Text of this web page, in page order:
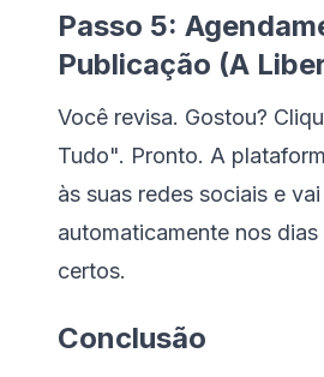
Passo 5:
Publicação (A
Você revisa. Gostou?
Tudo". Pronto. A
às suas redes sociais e
automaticamente nos
certos.
Conclusão